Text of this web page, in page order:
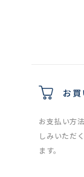
お
お支払い方
しみいただ
ます。